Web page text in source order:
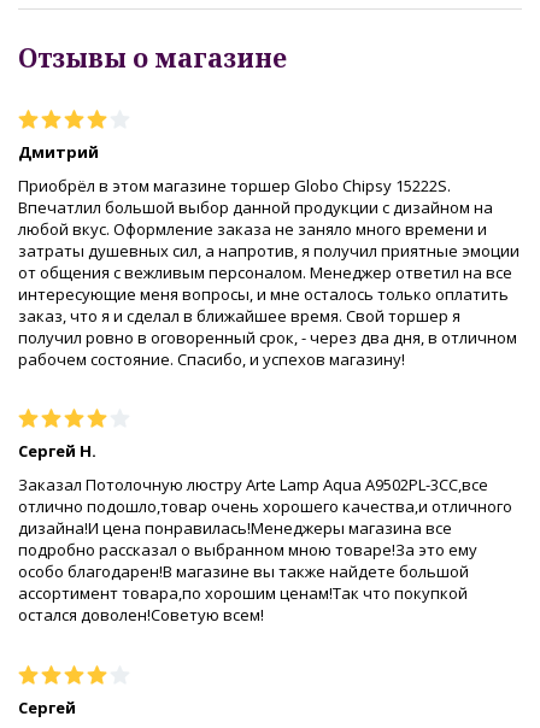
Отзывы о магазине
Дмитрий
Приобрёл в этом магазине торшер Globo Chipsy 15222S.
Впечатлил большой выбор данной продукции с дизайном на
любой вкус. Оформление заказа не заняло много времени и
затраты душевных сил, а напротив, я получил приятные эмоции
от общения с вежливым персоналом. Менеджер ответил на все
интересующие меня вопросы, и мне осталось только оплатить
заказ, что я и сделал в ближайшее время. Свой торшер я
получил ровно в оговоренный срок, - через два дня, в отличном
рабочем состояние. Спасибо, и успехов магазину!
Сергей Н.
Заказал Потолочную люстру Arte Lamp Aqua A9502PL-3CC,все
отлично подошло,товар очень хорошего качества,и отличного
дизайна!И цена понравилась!Менеджеры магазина все
подробно рассказал о выбранном мною товаре!За это ему
особо благодарен!В магазине вы также найдете большой
ассортимент товара,по хорошим ценам!Так что покупкой
остался доволен!Советую всем!
Сергей